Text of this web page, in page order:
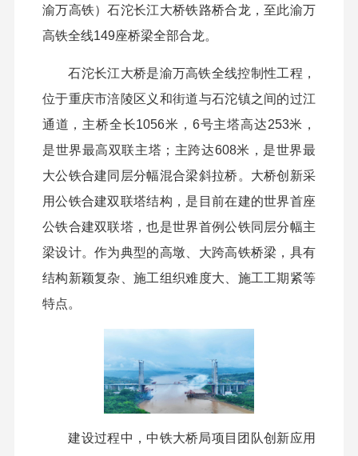
渝万高铁）石沱长江大桥铁路桥合龙，至此渝万
高铁全线149座桥梁全部合龙。
石沱长江大桥是渝万高铁全线控制性工程，
位于重庆市涪陵区义和街道与石沱镇之间的过江
通道， 主桥全长1056米，6号主塔高达253米，
是世界最高双联主塔；主跨达608米，是世界最
大公铁合建同层分幅混合梁斜拉桥。大桥创新采
用公铁合建双联塔结构，是目前在建的世界首座
公铁合建双联塔，也是世界首例公铁同层分幅主
梁设计。作为典型的高墩、大跨高铁桥梁，具有
结构新颖复杂、施工组织难度大、施工工期紧等
特点。
建设过程中，中铁大桥局项目团队创新应用